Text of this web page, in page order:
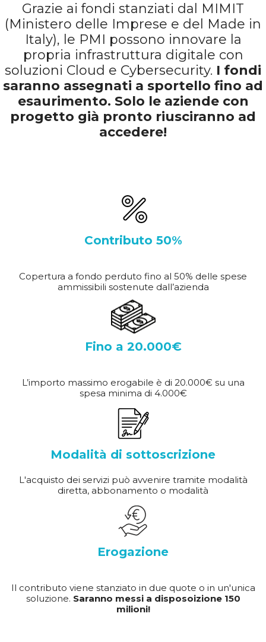
Grazie ai fondi stanziati dal MIMIT
(Ministero delle Imprese e del Made in
Italy), le PMI possono innovare la
propria infrastruttura digitale con
soluzioni Cloud e Cybersecurity. I fondi
saranno assegnati a sportello fino ad
esaurimento. Solo le aziende con
progetto già pronto riusciranno ad
accedere!
Contributo 50%
Copertura a fondo perduto fino al 50% delle spese
ammissibili sostenute dall’azienda
Fino a 20.000€
L’importo massimo erogabile è di 20.000€ su una
spesa minima di 4.000€
Modalità di sottoscrizione
L'acquisto dei servizi può avvenire tramite modalità
diretta, abbonamento o modalità
Erogazione
Il contributo viene stanziato in due quote o in un'unica
soluzione. Saranno messi a disposoizione 150
milioni!